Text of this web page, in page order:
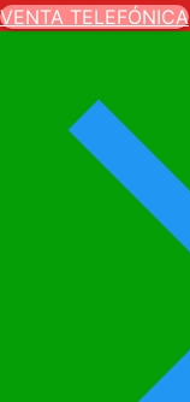
VENTA TELEFÓNICA